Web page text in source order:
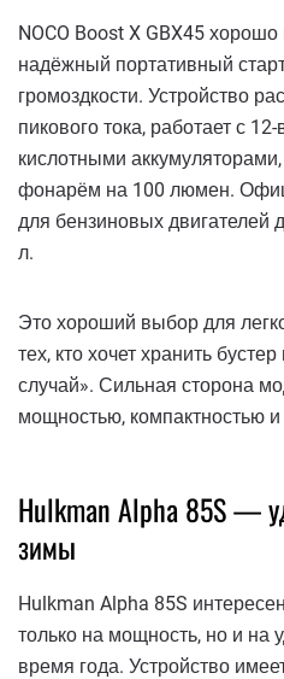
NOCO Boost X GBX45 хорошо
надёжный портативный
громоздкости. Устройство
пикового тока, работает с
кислотными
фонарём на 100 люмен.
для бензиновых двигателей
л.
Это хороший выбор для
тех, кто хочет хранить
случай». Сильная сторона
мощностью, компактностью
Hulkman Alpha 85S —
зимы
Hulkman Alpha 85S
только на мощность, но и на
время года. Устройство